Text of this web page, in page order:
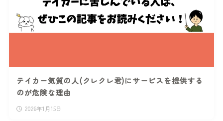
テイカー気質の人(クレクレ君)にサービスを提供する
のが危険な理由
2026年1月15日